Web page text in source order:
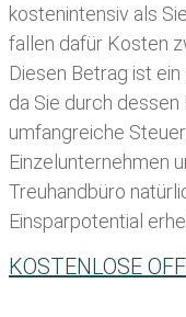
kostenintensiv als
fallen dafür Kosten
Diesen Betrag ist
da Sie durch
umfangreiche
Einzelunternehmen
Treuhandbüro
Einsparpotential
KOSTENLOSE